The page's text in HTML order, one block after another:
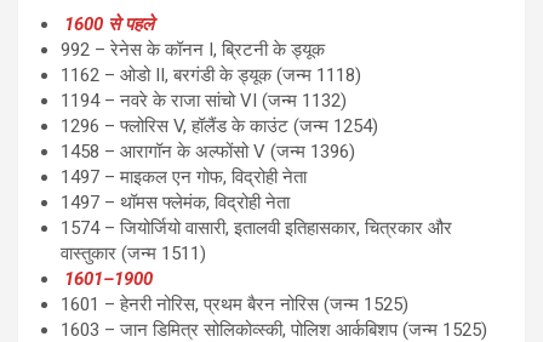
1600 से पहले
992 – रेनेस के कॉनन I, ब्रिटनी के ड्यूक
1162 – ओडो II, बरगंडी के ड्यूक (जन्म 1118)
1194 – नवरे के राजा सांचो VI (जन्म 1132)
1296 – फ्लोरिस V, हॉलैंड के काउंट (जन्म 1254)
1458 – आरागॉन के अल्फोंसो V (जन्म 1396)
1497 – माइकल एन गोफ, विद्रोही नेता
1497 – थॉमस फ्लेमंक, विद्रोही नेता
1574 – जियोर्जियो वासारी, इतालवी इतिहासकार, चित्रकार और
वास्तुकार (जन्म 1511)
1601–1900
1601 – हेनरी नोरिस, प्रथम बैरन नोरिस (जन्म 1525)
1603 – जान डिमित्र सोलिकोव्स्की, पोलिश आर्कबिशप (जन्म 1525)